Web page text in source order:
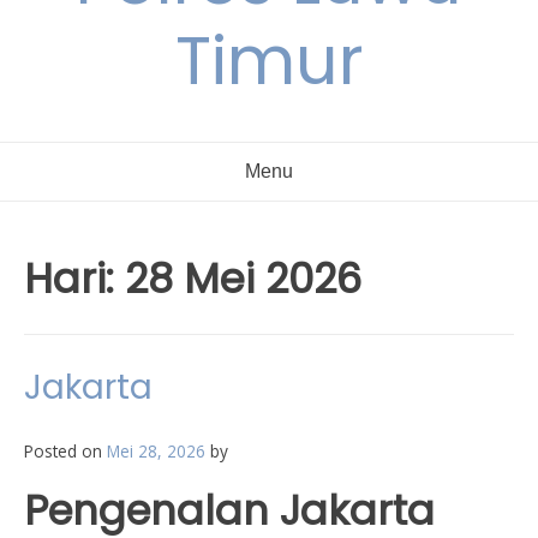
Timur
Menu
Hari: 28 Mei 2026
Jakarta
Posted on Mei 28, 2026 by
Pengenalan Jakarta